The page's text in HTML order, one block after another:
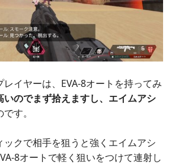
イヤーは、EVA-8オートを持ってみ
いのでまず拾えますし、エイムアシ
です。
クで相手を狙うと強くエイムアシ
8オートで軽く狙いをつけて連射し